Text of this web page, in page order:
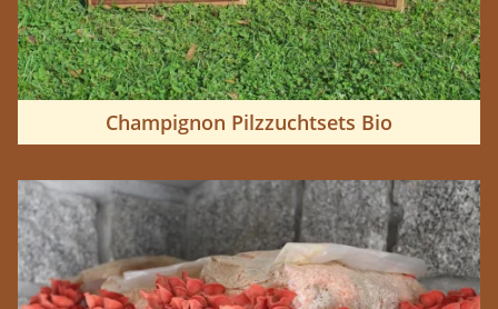
Champignon Pilzzuchtsets Bio